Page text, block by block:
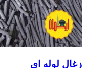
زغال لوله ای